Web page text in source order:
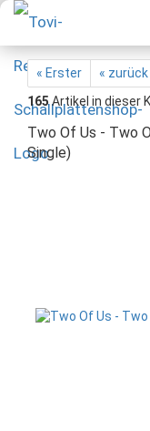
« Erster « zurück
165Artikel in dieser
Two Of Us - Two
Single)